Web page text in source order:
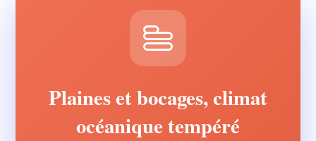
Plaines et bocages, climat
océanique tempéré